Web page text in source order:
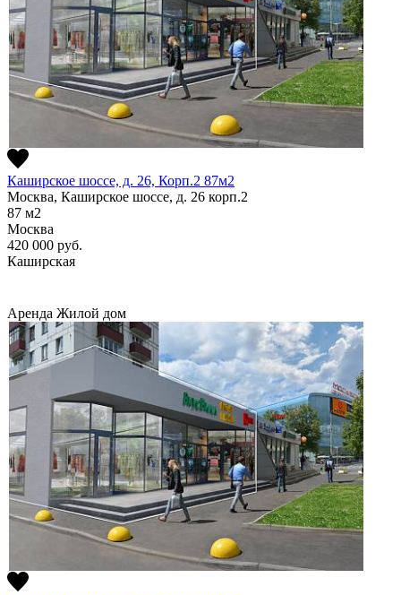
Каширское шоссе, д. 26, Корп.2 87м2
Москва, Каширское шоссе, д. 26 корп.2
87 м2
Москва
420 000 руб.
Каширская
Аренда Жилой дом